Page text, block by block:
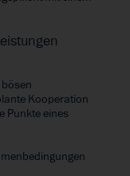
Kooperation
Punkte eines